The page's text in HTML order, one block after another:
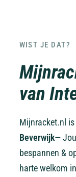
WIST JE DAT?
van
Mijnracket.nl
Beverwijk—
bespannen &
harte welkom